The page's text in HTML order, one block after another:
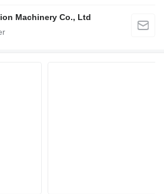
Machinery Co., Ltd